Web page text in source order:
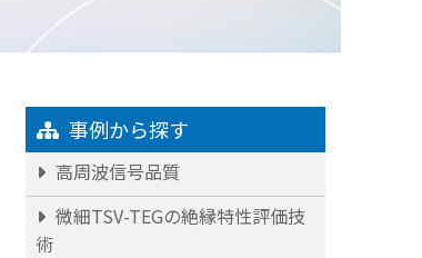
事例から探す
高周波信号品質
微細TSV-TEGの絶縁特性評価技
術